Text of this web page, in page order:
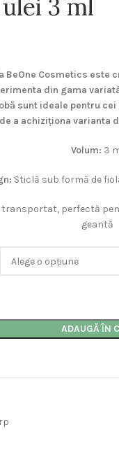
3 ml
BeOne Cosmetics este
din gama
sunt ideale pentru
a achiziționa varianta
Volum: 3
Sticlă sub formă de
transportat, perfectă
geantă
ADAUGĂ ÎN